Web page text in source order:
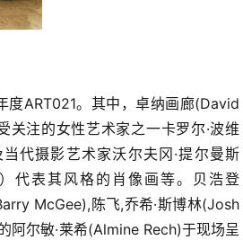
度ART021。其中，卓纳画廊(David
注的女性艺术家之一卡罗尔·波维
代摄影艺术家沃尔夫冈·提尔曼斯
代表其风格的肖像画等。贝浩登
McGee),陈飞,乔希·斯博林(Josh
阿尔敏·莱希(Almine Rech)于现场呈